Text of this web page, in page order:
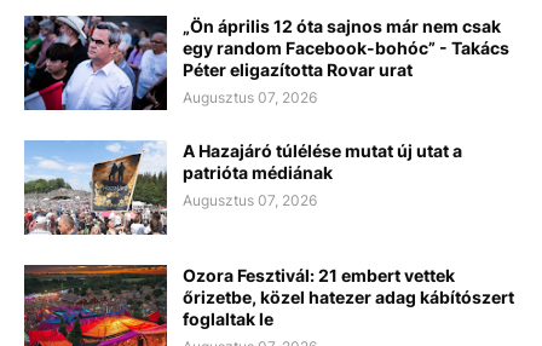
„Ön április 12 óta sajnos már nem csak
egy random Facebook-bohóc” - Takács
Péter eligazította Rovar urat
Augusztus 07, 2026
A Hazajáró túlélése mutat új utat a
patrióta médiának
Augusztus 07, 2026
Ozora Fesztivál: 21 embert vettek
őrizetbe, közel hatezer adag kábítószert
foglaltak le